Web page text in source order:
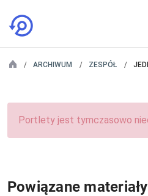
ARCHIWUM ZESPÓŁ
Portlety jest tymczasowo
Powiązane materiały